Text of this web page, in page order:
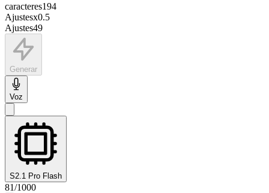
caracteres194
Ajustesx0.5
Ajustes49
Generar
Voz
S2.1 Pro Flash
81/1000